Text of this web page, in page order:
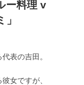
ー料理 v
表の吉田。
女ですが、